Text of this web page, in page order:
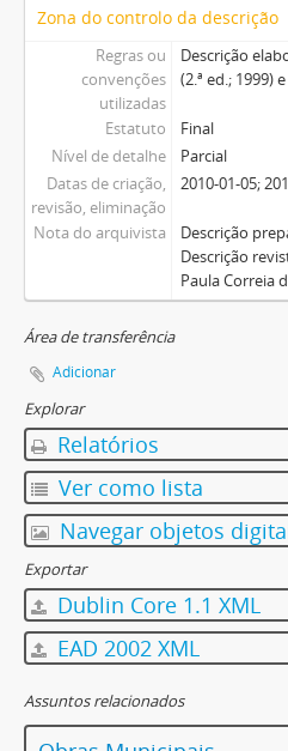
Zona do controlo da descrição
Regras ou
convenções
utilizadas
Descrição
(2.ª ed.; 1999)
Estatuto
Final
Nível de detalhe
Parcial
Datas de criação,
revisão, eliminação
2010-01-05;
Nota do arquivista
Descrição
Descrição
Paula Correia
Área de transferência
Adicionar
Explorar
Relatórios
Ver como lista
Navegar objetos
Exportar
Dublin Core 1.1 XML
EAD 2002 XML
Assuntos relacionados